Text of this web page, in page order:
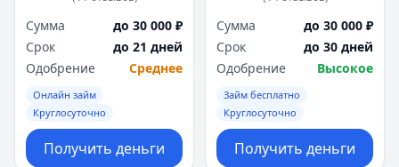
Сумма
до 30 000 ₽
Срок
до 21 дней
Одобрение
Среднее
Онлайн займ
Круглосуточно
Получить деньги
Сумма
до 30 000 ₽
Срок
до 30 дней
Одобрение
Высокое
Займ бесплатно
Круглосуточно
Получить деньги